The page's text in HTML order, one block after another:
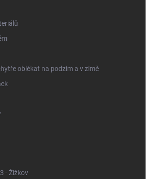
oblékat na podzim a v zimě
- Žižkov